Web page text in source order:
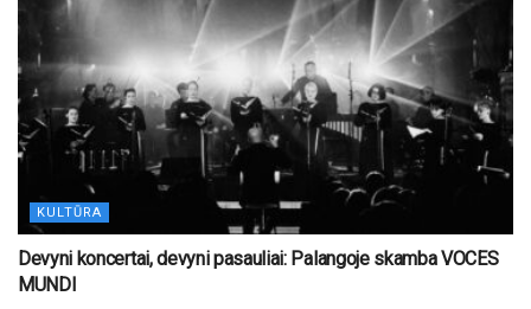
KULTŪRA
Devyni koncertai, devyni pasauliai: Palangoje skamba VOCES
MUNDI